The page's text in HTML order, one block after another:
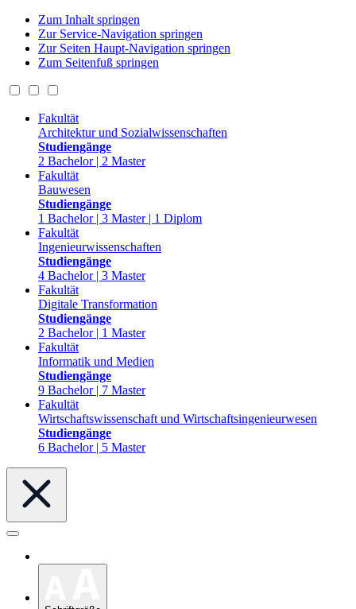
Zum Inhalt springen
Zur Service-Navigation springen
Zur Seiten Haupt-Navigation springen
Zum Seitenfuß springen
Fakultät
Architektur und Sozialwissenschaften
Studiengänge
2 Bachelor | 2 Master
Fakultät
Bauwesen
Studiengänge
1 Bachelor | 3 Master | 1 Diplom
Fakultät
Ingenieurwissenschaften
Studiengänge
4 Bachelor | 3 Master
Fakultät
Digitale Transformation
Studiengänge
2 Bachelor | 1 Master
Fakultät
Informatik und Medien
Studiengänge
9 Bachelor | 7 Master
Fakultät
Wirtschaftswissenschaft und Wirtschaftsingenieurwesen
Studiengänge
6 Bachelor | 5 Master